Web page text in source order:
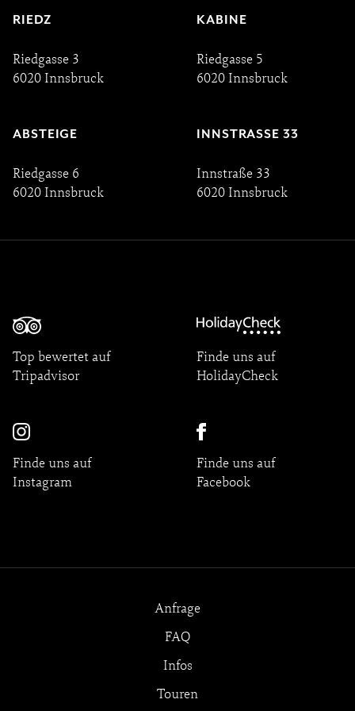
RIEDZ
Riedgasse 3
6020 Innsbruck
KABINE
Riedgasse 5
6020 Innsbruck
ABSTEIGE
Riedgasse 6
6020 Innsbruck
INNSTRASSE 33
Innstraße 33
6020 Innsbruck
Top bewertet auf
Tripadvisor
Finde uns auf
HolidayCheck
Finde uns auf
Instagram
Finde uns auf
Facebook
Anfrage
FAQ
Infos
Touren